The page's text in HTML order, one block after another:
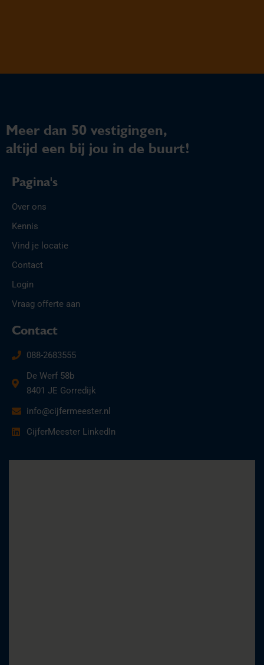
Meer dan 50 vestigingen,
altijd een bij jou in de buurt!
Pagina's
Over ons
Kennis
Vind je locatie
Contact
Login
Vraag offerte aan
Contact
088-2683555
De Werf 58b
8401 JE Gorredijk
info@cijfermeester.nl
CijferMeester LinkedIn